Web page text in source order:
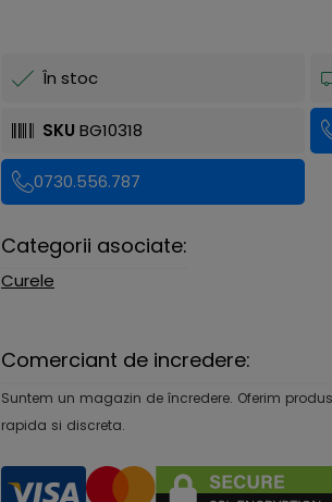
În stoc
SKU BG10318
0730.556.787
Categorii asociate:
Curele
Comerciant de incredere:
Suntem un magazin de încredere. Oferim
rapida si discreta.